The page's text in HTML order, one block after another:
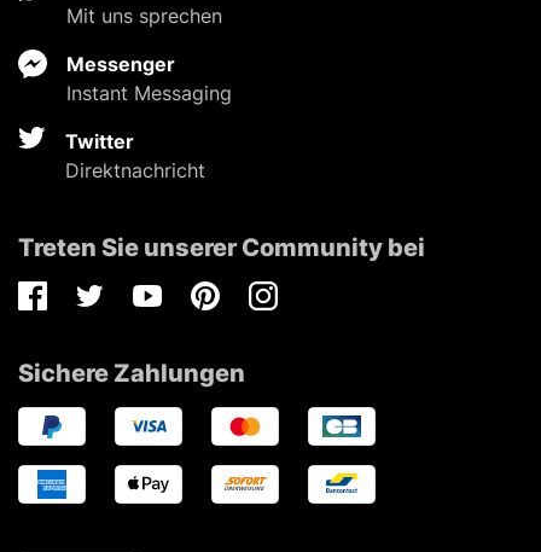
Mit uns sprechen
Messenger
Instant Messaging
Twitter
Direktnachricht
Treten Sie unserer Community bei
FacebookTwitterYoutubePinterestInstagram
Sichere Zahlungen